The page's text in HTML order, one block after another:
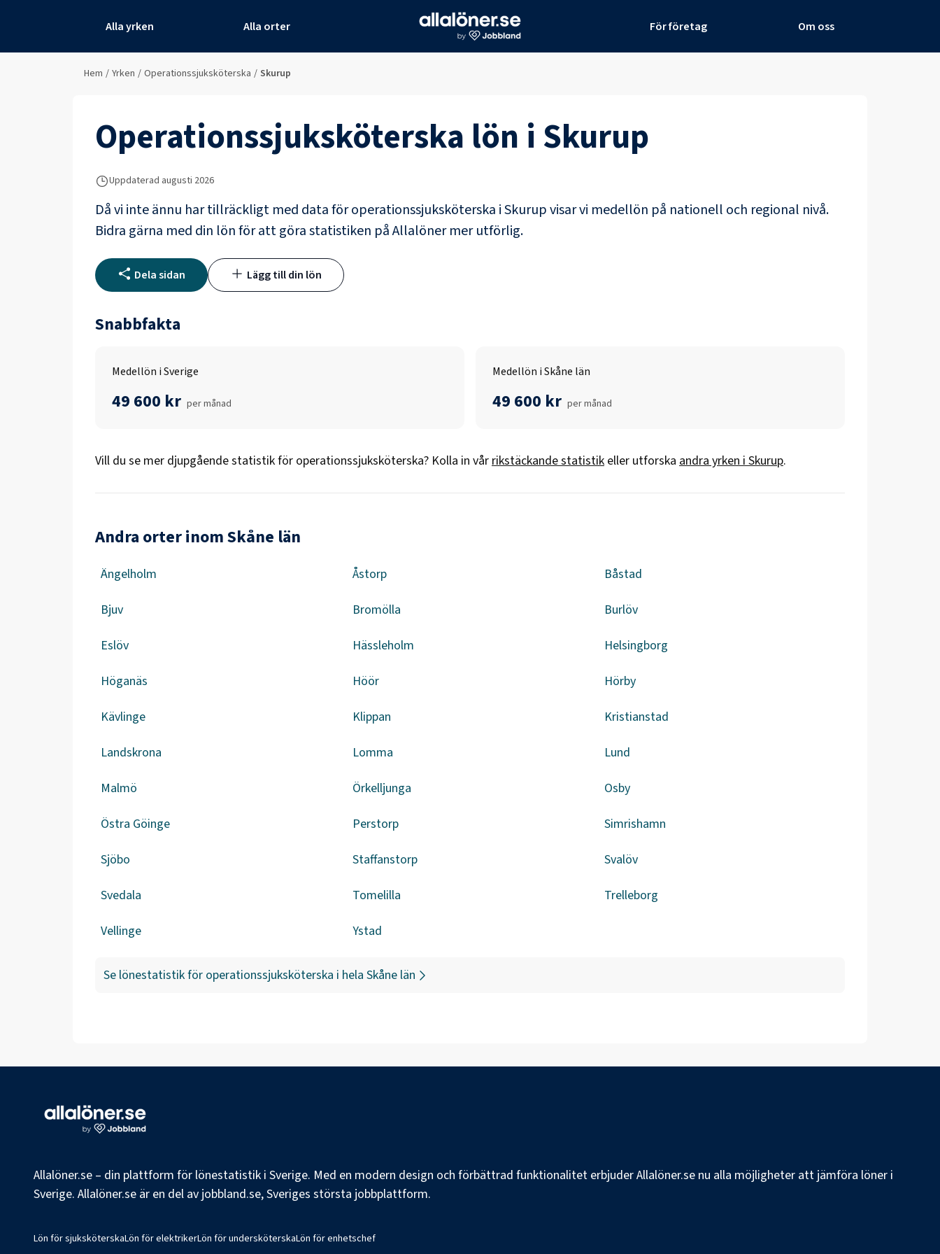
Alla yrken Alla orter För företag Om oss
Hem / Yrken / Operationssjuksköterska / Skurup
Operationssjuksköterska lön i Skurup
Uppdaterad augusti 2026
Då vi inte ännu har tillräckligt med data föroperationssjuksköterska iSkurupvisar vi medellön på nationell och regional nivå.
Bidra gärna med din lön för att göra statistiken på Allalöner mer utförlig.
Dela sidan Lägg till din lön
Snabbfakta
Medellön i Sverige
49 600 kr per månad
Medellön i Skåne län
49 600 kr per månad
Vill du se mer djupgående statistik för operationssjuksköterska? Kolla in vårrikstäckande statistik eller utforska andra yrken iSkurup.
Andra orter inom Skåne län
Ängelholm Åstorp Båstad
Bjuv Bromölla Burlöv
Eslöv Hässleholm Helsingborg
Höganäs Höör Hörby
Kävlinge Klippan Kristianstad
Landskrona Lomma Lund
Malmö Örkelljunga Osby
Östra Göinge Perstorp Simrishamn
Sjöbo Staffanstorp Svalöv
Svedala Tomelilla Trelleborg
Vellinge Ystad
Se lönestatistik för operationssjuksköterska i hela Skåne län
Allalöner.se – din plattform för lönestatistik i Sverige. Med en modern design och förbättrad funktionalitet erbjuder Allalöner.se nu alla möjligheter att jämföra löner i
Sverige. Allalöner.se är en del av jobbland.se, Sveriges största jobbplattform.
Lön för sjuksköterskaLön för elektrikerLön för undersköterskaLön för enhetschef